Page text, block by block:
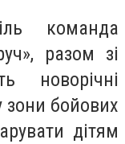
команда
разом зі
новорічні
зони бойових
дітям